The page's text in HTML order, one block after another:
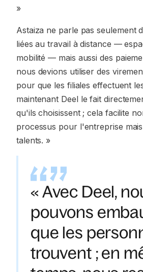
»
Astaiza ne parle pas seulement
liées au travail à distance —
mobilité — mais aussi des
nous devions utiliser des
pour que les filiales effectuent
maintenant Deel le fait
qu'ils choisissent ; cela facilite
processus pour l'entreprise
talents. »
« Avec Deel,
pouvons
que les
trouvent ; en